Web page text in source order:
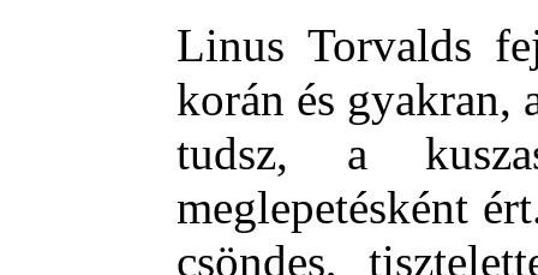
Linus Torvalds
korán és gyakran,
tudsz, a
meglepetésként
csöndes,